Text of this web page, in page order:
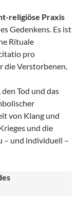
religiöse Praxis
Gedenkens. Es ist
Rituale
pro
die Verstorbenen.
Tod und das
von Klang und
und die
– und individuell –